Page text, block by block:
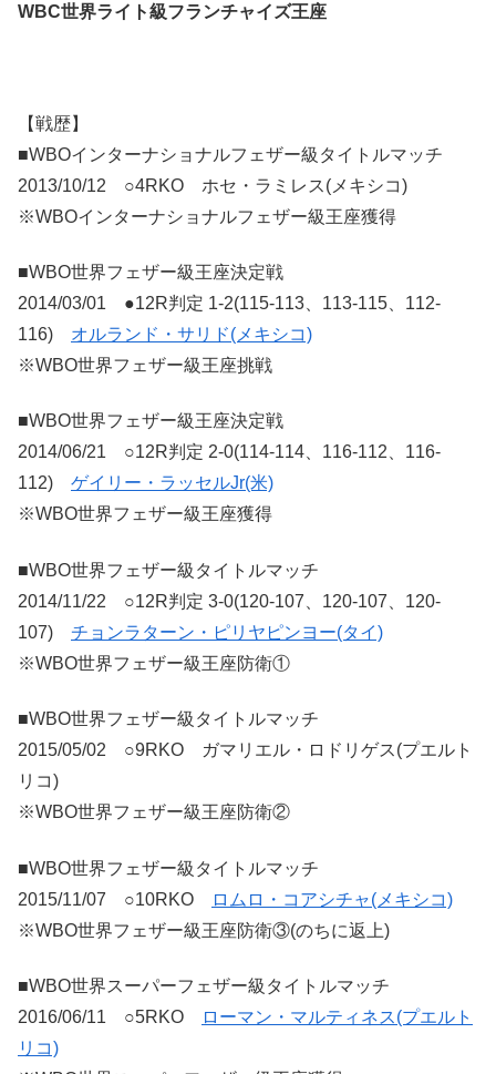
WBC世界ライト級フランチャイズ王座
【戦歴】
■WBOインターナショナルフェザー級タイトルマッチ
2013/10/12 ○4RKO ホセ・ラミレス(メキシコ)
※WBOインターナショナルフェザー級王座獲得
■WBO世界フェザー級王座決定戦
2014/03/01 ●12R判定 1-2(115-113、113-115、112-
116) オルランド・サリド(メキシコ)
※WBO世界フェザー級王座挑戦
■WBO世界フェザー級王座決定戦
2014/06/21 ○12R判定 2-0(114-114、116-112、116-
112) ゲイリー・ラッセルJr(米)
※WBO世界フェザー級王座獲得
■WBO世界フェザー級タイトルマッチ
2014/11/22 ○12R判定 3-0(120-107、120-107、120-
107) チョンラターン・ピリヤピンヨー(タイ)
※WBO世界フェザー級王座防衛①
■WBO世界フェザー級タイトルマッチ
2015/05/02 ○9RKO ガマリエル・ロドリゲス(プエルト
リコ)
※WBO世界フェザー級王座防衛②
■WBO世界フェザー級タイトルマッチ
2015/11/07 ○10RKO
ロムロ・コアシチャ(メキシコ)
※WBO世界フェザー級王座防衛③(のちに返上)
■WBO世界スーパーフェザー級タイトルマッチ
2016/06/11 ○5RKO
ローマン・マルティネス(プエルト
リコ)